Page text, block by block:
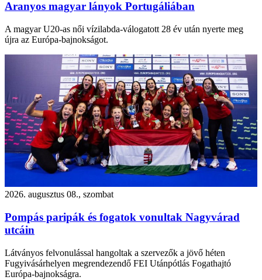
Aranyos magyar lányok Portugáliában
A magyar U20-as női vízilabda-válogatott 28 év után nyerte meg
újra az Európa-bajnokságot.
2026. augusztus 08., szombat
Pompás paripák és fogatok vonultak Nagyvárad
utcáin
Látványos felvonulással hangoltak a szervezők a jövő héten
Fugyivásárhelyen megrendezendő FEI Utánpótlás Fogathajtó
Európa-bajnokságra.